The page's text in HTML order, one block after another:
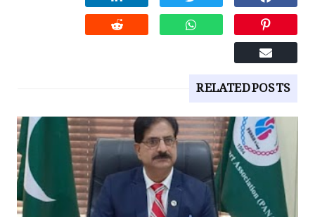
RELATED POSTS